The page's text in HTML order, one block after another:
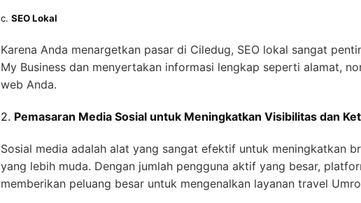
c. SEO Lokal
Karena Anda menargetkan pasar di Ciledug, SEO lokal sangat
My Business dan menyertakan informasi lengkap seperti alamat,
web Anda.
2. Pemasaran Media Sosial untuk Meningkatkan Visibilitas dan
Sosial media adalah alat yang sangat efektif untuk meningkatkan
yang lebih muda. Dengan jumlah pengguna aktif yang besar,
memberikan peluang besar untuk mengenalkan layanan travel